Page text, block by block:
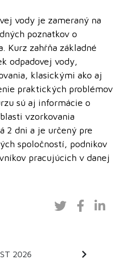
vody je zameraný na
poznatkov o
Kurz zahŕňa základné
odpadovej vody,
klasickými ako aj
praktických problémov
sú aj informácie o
vzorkovania
2 dni a je určený pre
spoločností, podnikov
pracujúcich v danej
2026